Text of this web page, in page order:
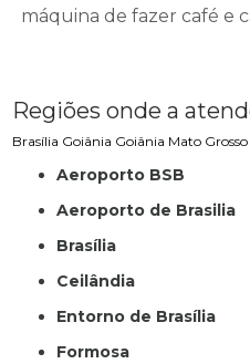
máquina de fazer café e
Regiões onde a
Brasília Goiânia Goiânia Mato Grosso
Aeroporto BSB
Aeroporto de Brasilia
Brasília
Ceilândia
Entorno de Brasília
Formosa